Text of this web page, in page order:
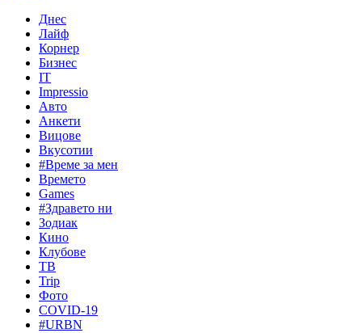
Днес
Лайф
Корнер
Бизнес
IT
Impressio
Авто
Анкети
Вицове
Вкусотии
#Време за мен
Времето
Games
#Здравето ни
Зодиак
Кино
Клубове
ТВ
Trip
Фото
COVID-19
#URBN